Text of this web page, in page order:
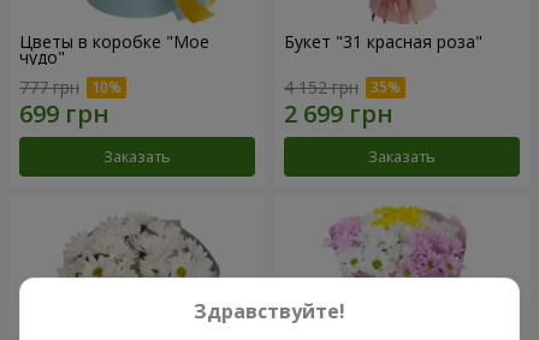
Цветы в коробке "Мое
чудо"
777 грн
Заказать
Букет "31 красная роза"
4 152 грн
Заказать
Здравствуйте!